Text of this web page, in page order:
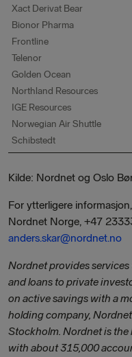
Xact Derivat Bear
Bionor Pharma
Frontline
Telenor
Golden Ocean
Northland Resources
IGE Resources
Norwegian Air Shuttle
Schibstedt
Kilde: Nordnet og Oslo
For ytterligere
Nordnet Norge, +47
anders.skar@nordnet.no
Nordnet provides
and loans to private
on active savings with a
holding company,
Stockholm. Nordnet is
with about 315,000